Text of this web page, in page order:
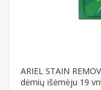
ARIEL STAIN
dėmių išėmėju 19